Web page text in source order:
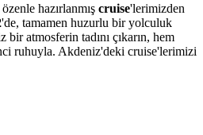
özenle hazırlanmış cruise'lerimizden
'de, tamamen huzurlu bir yolculuk
bir atmosferin tadını çıkarın, hem
ruhuyla. Akdeniz'deki cruise'lerimizi